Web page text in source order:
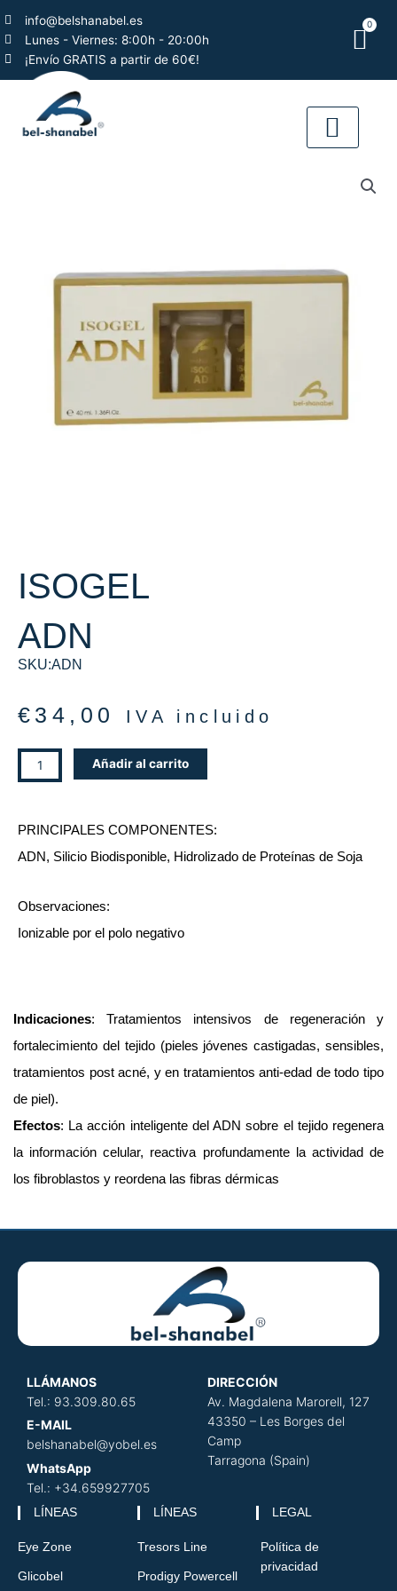
al
contenido
info@belshanabel.es
Lunes - Viernes: 8:00h - 20:00h
¡Envío GRATIS a partir de 60€!
0
ISOGEL
ADN
SKU:ADN
€ 34,00 IVA incluido
ISOGEL
ADN
Añadir al carrito
PRINCIPALES COMPONENTES:
ADN, Silicio Biodisponible, Hidrolizado de Proteínas de Soja
Observaciones:
Ionizable por el polo negativo
Indicaciones: Tratamientos intensivos de regeneración y
fortalecimiento del tejido (pieles jóvenes castigadas, sensibles,
tratamientos post acné, y en tratamientos anti-edad de todo tipo
de piel).
Efectos: La acción inteligente del ADN sobre el tejido regenera
la información celular, reactiva profundamente la actividad de
los fibroblastos y reordena las fibras dérmicas
LLÁMANOS
Tel.: 93.309.80.65
E-MAIL
belshanabel@yobel.es
WhatsApp
Tel.: +34.659927705
DIRECCIÓN
Av. Magdalena Marorell, 127
43350 – Les Borges del
Camp
Tarragona (Spain)
LÍNEAS
Eye Zone
Glicobel
LÍNEAS
Tresors Line
Prodigy Powercell
LEGAL
Política de
privacidad